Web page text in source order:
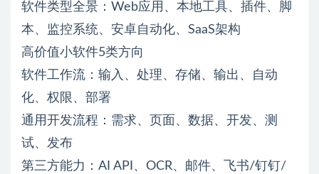
软件类型全景：Web应用、本地工具、插件、脚
本、监控系统、安卓自动化、SaaS架构
高价值小软件5类方向
软件工作流：输入、处理、存储、输出、自动
化、权限、部署
通用开发流程：需求、页面、数据、开发、测
试、发布
第三方能力：AI API、OCR、邮件、飞书/钉钉/